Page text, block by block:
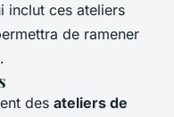
inclut ces ateliers
de ramener
des ateliers de